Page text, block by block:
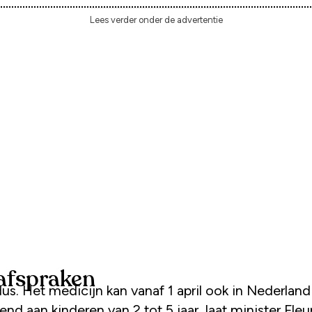
Lees verder onder de advertentie
Het medicijn kan vanaf 1 april ook in